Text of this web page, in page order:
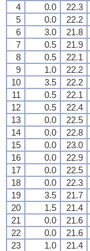
4
0.0 22.3
5
0.0 22.2
6
3.0 21.8
7
0.5 21.9
8
0.5 22.1
9
1.0 22.2
10
3.5 22.2
11
0.5 22.1
12
0.5 22.4
13
0.0 22.5
14
0.0 22.8
15
0.0 23.0
16
0.0 22.9
17
0.0 22.5
18
0.0 22.3
19
3.5 21.7
20
1.5 21.4
21
0.0 21.6
22
0.0 21.6
23
1.0 21.4